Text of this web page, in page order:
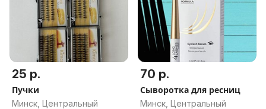
25 р.
Пучки
Минск, Центральный
70 р.
Cыворотка для ресниц
Минск, Центральный